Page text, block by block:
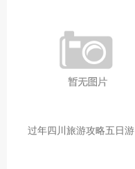
过年四川旅游攻略五日游